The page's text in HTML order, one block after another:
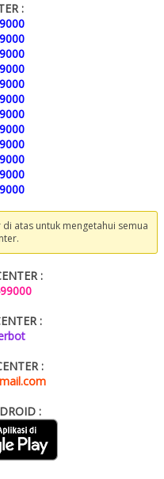
:
atas untuk mengetahui semua
:
:
:
: